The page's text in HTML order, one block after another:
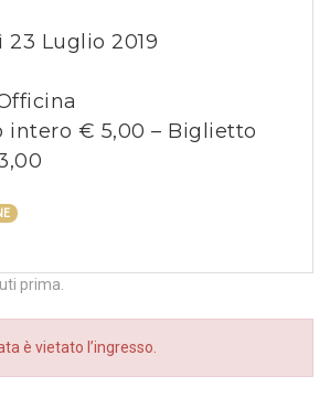
23 Luglio 2019
intero € 5,00 – Biglietto
prima.
è vietato l’ingresso.